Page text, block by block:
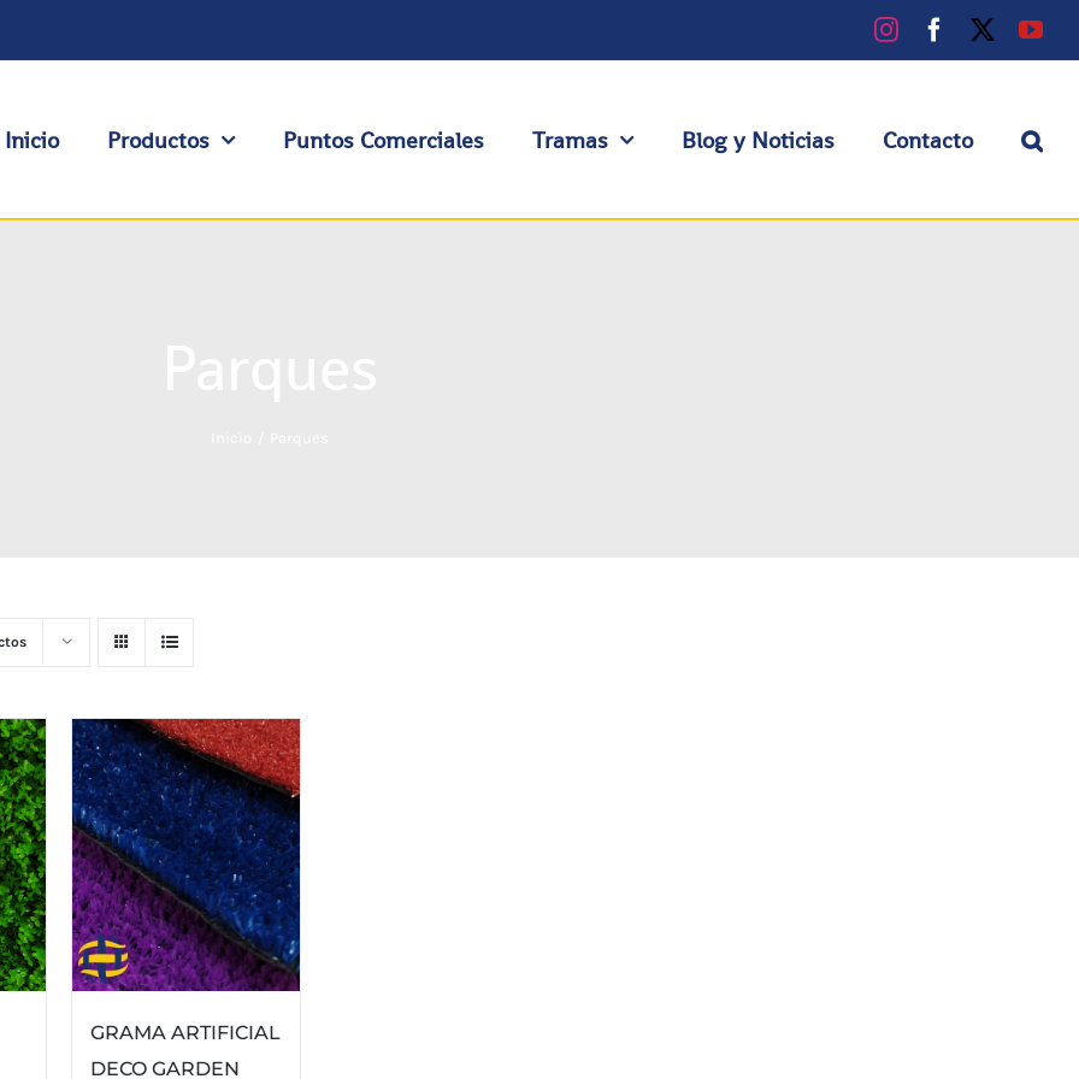
InstagramFacebook
Inicio Productos Puntos Comerciales Tramas Blog y Noticias Contacto
GRAMA ARTIFICIAL
DECO GARDEN